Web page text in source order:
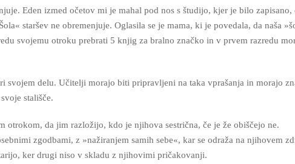
Eden izmed očetov mi je mahal pod nos s študijo, kjer je bilo zapisano,
staršev ne obremenjuje. Oglasila se je mama, ki je povedala, da naša
svojemu otroku prebrati 5 knjig za bralno značko in v prvem razredu
svojem delu. Učitelji morajo biti pripravljeni na taka vprašanja in morajo
stališče.
otrokom, da jim razložijo, kdo je njihova sestrična, če je že obiščejo ne.
zgodbami, z »nažiranjem samih sebe«, kar se odraža na njihovem
ker drugi niso v skladu z njihovimi pričakovanji.